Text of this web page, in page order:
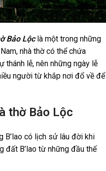
Bảo Lộclà một trong những
nhà thờ có thể chứa
thánh lễ, nên những ngày lễ
người từ khắp nơi đổ về để
thờ Bảo Lộc
B’lao có lịch sử lâu đời khi
đất B’lao từ những đầu thế